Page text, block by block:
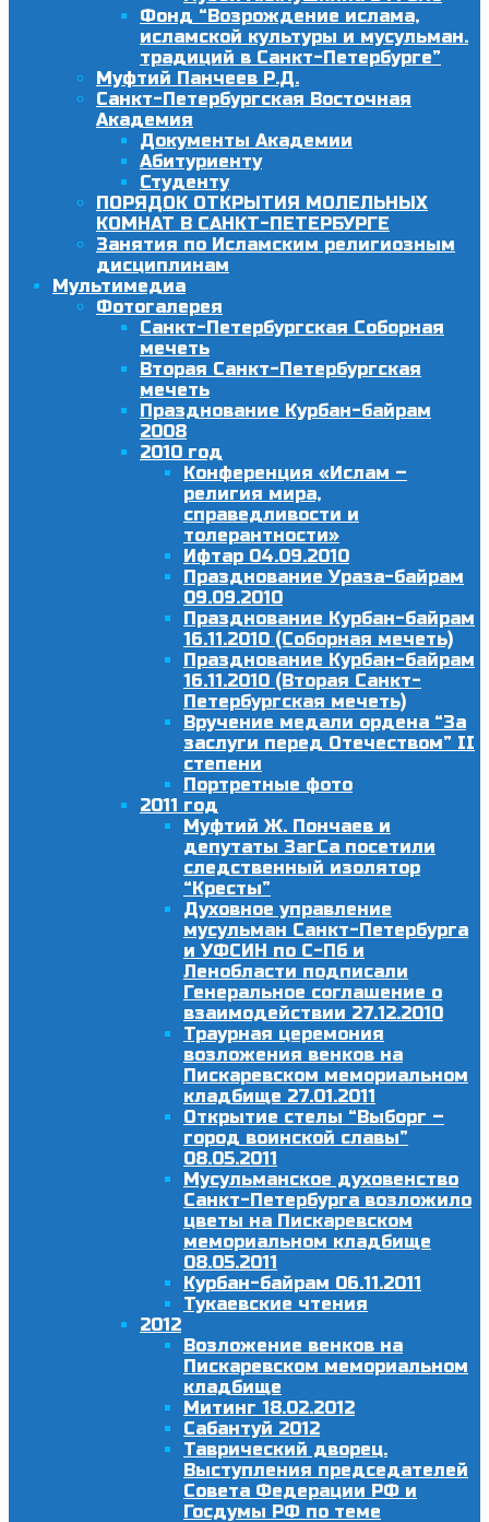
Фонд “Возрождение ислама,
исламской культуры и мусульман.
традиций в Санкт-Петербурге”
Муфтий Панчеев Р.Д.
Санкт-Петербургская Восточная
Академия
Документы Академии
Абитуриенту
Студенту
ПОРЯДОК ОТКРЫТИЯ МОЛЕЛЬНЫХ
КОМНАТ В САНКТ-ПЕТЕРБУРГЕ
Занятия по Исламским религиозным
дисциплинам
Мультимедиа
Фотогалерея
Санкт-Петербургская Соборная
мечеть
Вторая Санкт-Петербургская
мечеть
Празднование Курбан-байрам
2008
2010 год
Конференция «Ислам –
религия мира,
справедливости и
толерантности»
Ифтар 04.09.2010
Празднование Ураза-байрам
09.09.2010
Празднование Курбан-байрам
16.11.2010 (Соборная мечеть)
Празднование Курбан-байрам
16.11.2010 (Вторая Санкт-
Петербургская мечеть)
Вручение медали ордена “За
заслуги перед Отечеством” II
степени
Портретные фото
2011 год
Муфтий Ж. Пончаев и
депутаты ЗагСа посетили
следственный изолятор
“Кресты”
Духовное управление
мусульман Санкт-Петербурга
и УФСИН по С-Пб и
Ленобласти подписали
Генеральное соглашение о
взаимодействии 27.12.2010
Траурная церемония
возложения венков на
Пискаревском мемориальном
кладбище 27.01.2011
Открытие стелы “Выборг –
город воинской славы”
08.05.2011
Мусульманское духовенство
Санкт-Петербурга возложило
цветы на Пискаревском
мемориальном кладбище
08.05.2011
Курбан-байрам 06.11.2011
Тукаевские чтения
2012
Возложение венков на
Пискаревском мемориальном
кладбище
Митинг 18.02.2012
Сабантуй 2012
Таврический дворец.
Выступления председателей
Совета Федерации РФ и
Госдумы РФ по теме